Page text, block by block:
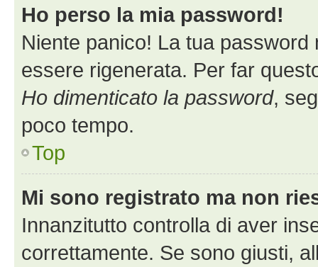
Ho perso la mia password!
Niente panico! La tua
essere rigenerata. Per far
Ho dimenticato la password,
poco tempo.
Top
Mi sono registrato ma non
Innanzitutto controlla di aver
correttamente. Se sono giusti,